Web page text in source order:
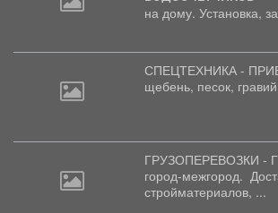
на дому. Установка,
СПЕЦТЕХНИКА -
щебень, песок,
ГРУЗОПЕРЕВОЗКИ -
город-межгород.
стройматериалов, ...